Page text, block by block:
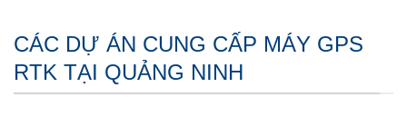
CÁC DỰ ÁN CUNG CẤP MÁY GPS
RTK TẠI QUẢNG NINH